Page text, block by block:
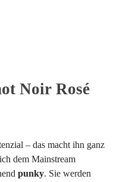
Noir Rosé
– das macht ihn ganz
dem Mainstream
punky. Sie werden